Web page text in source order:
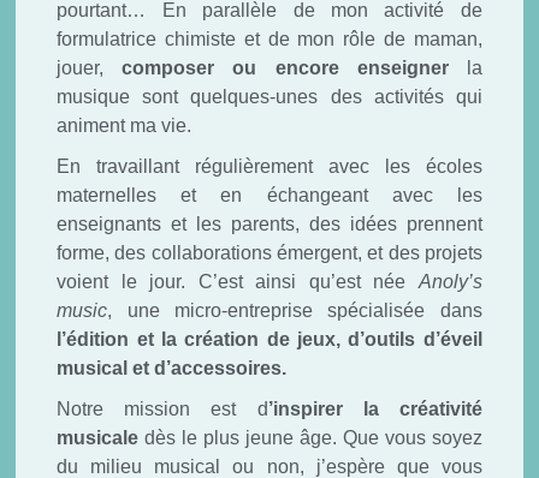
pourtant… En parallèle de mon activité de
formulatrice chimiste et de mon rôle de maman,
jouer,composer ou encore enseignerla
musique sont quelques-unes des activités qui
animent ma vie.
En travaillant régulièrement avec les écoles
maternelles et en échangeant avec les
enseignants et les parents, des idées prennent
forme, des collaborations émergent, et des projets
voient le jour. C’est ainsi qu’est née Anoly’s
music, une micro-entreprise spécialisée dans
l’édition et la création de jeux, d’outils d’éveil
musical et d’accessoires.
Notre mission est d’inspirer la créativité
musicale dès le plus jeune âge. Que vous soyez
du milieu musical ou non, j’espère que vous